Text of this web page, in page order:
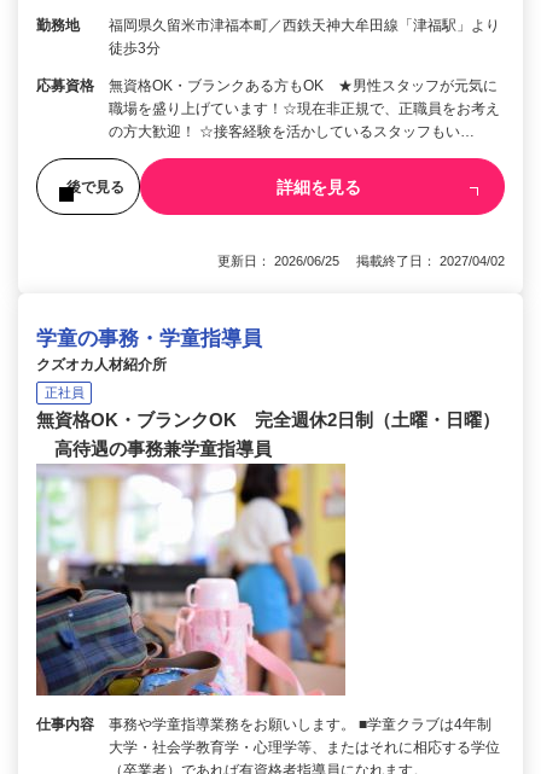
勤務地
福岡県久留米市津福本町／西鉄天神大牟田線「津福駅」より
徒歩3分
応募資格
無資格OK・ブランクある方もOK ★男性スタッフが元気に
職場を盛り上げています！☆現在非正規で、正職員をお考え
の方大歓迎！ ☆接客経験を活かしているスタッフもい…
後で見る 詳細を見る
更新日： 2026/06/25 掲載終了日： 2027/04/02
学童の事務・学童指導員
クズオカ人材紹介所
正社員
無資格OK・ブランクOK 完全週休2日制（土曜・日曜）
高待遇の事務兼学童指導員
仕事内容
事務や学童指導業務をお願いします。 ■学童クラブは4年制
大学・社会学教育学・心理学等、またはそれに相応する学位
（卒業者）であれば有資格者指導員になれます。…